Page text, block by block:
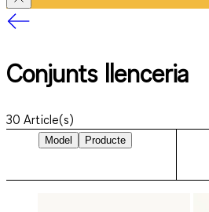
Conjunts llenceria
30 Article(s)
Model
Producte